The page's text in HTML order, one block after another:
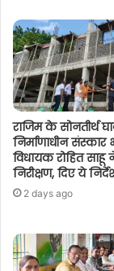
राजिम के सोनतीर्थ
निर्माणाधीन
विधायक रोहित साहू
निरीक्षण, दिए ये
2 days ago